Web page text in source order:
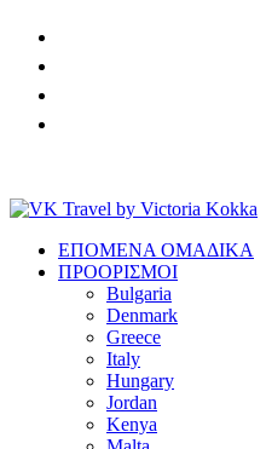
content
VK Travel by Victoria
Boutique Travel Agency &
ΕΠΟΜΕΝΑ ΟΜΑΔΙΚΑ
ΠΡΟΟΡΙΣΜΟΙ
Bulgaria
Denmark
Greece
Italy
Hungary
Jordan
Kenya